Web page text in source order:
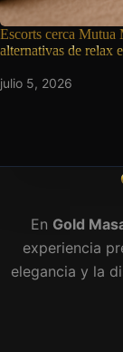
Escorts cerca Mutua
alternativas de relax
julio 5, 2026
En Gold
experiencia
elegancia y la